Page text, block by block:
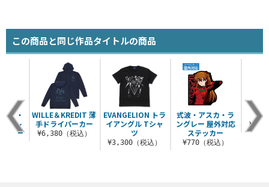
この商品と同じ作品タイトルの商品
EVANGELION トラ
イアングル Tシャ
ツ
¥3,300（税込）
式波・アスカ・ラ
ングレー 屋外対応
ステッカー
¥770（税込）
シン
波・
グレ
カー
WILLE＆KREDIT 薄
手ドライパーカー
¥6,380（税込）